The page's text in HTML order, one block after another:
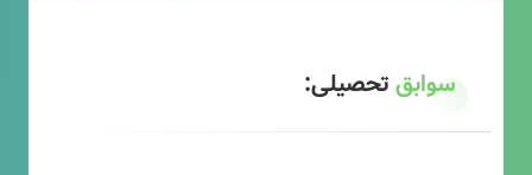
سوابقتحصیلی: